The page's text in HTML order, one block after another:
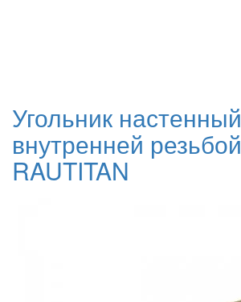
Угольник
внутренней
RAUTITAN